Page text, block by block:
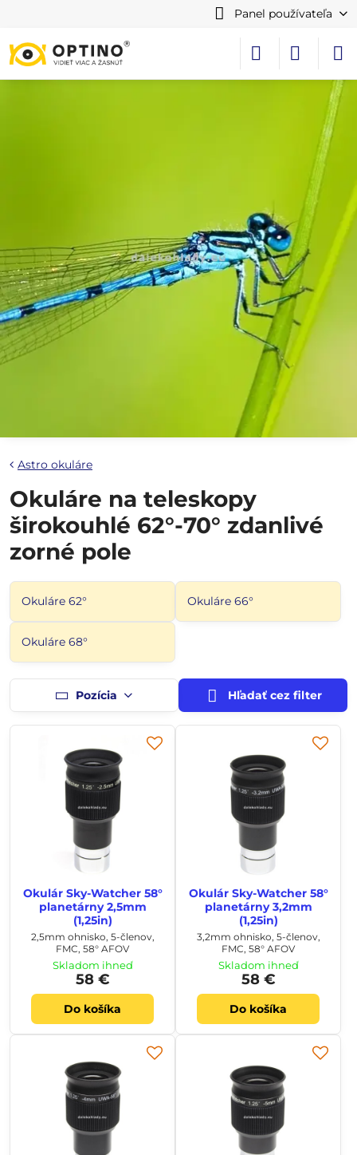
Panel používateľa
Astro okuláre
Okuláre na teleskopy
širokouhlé 62°-70° zdanlivé
zorné pole
Okuláre 62° Okuláre 66°
Okuláre 68°
Pozícia Hľadať cez filter
Okulár Sky-Watcher 58°
planetárny 2,5mm
(1,25in)
2,5mm ohnisko, 5-členov,
FMC, 58° AFOV
Skladom ihneď
58 €
Do košíka
Okulár Sky-Watcher 58°
planetárny 3,2mm
(1,25in)
3,2mm ohnisko, 5-členov,
FMC, 58° AFOV
Skladom ihneď
58 €
Do košíka